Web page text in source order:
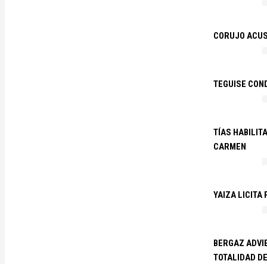
CORUJO
TEGUISE
TÍAS
CARMEN
YAIZA LICITA
BERGAZ
TOTALIDAD